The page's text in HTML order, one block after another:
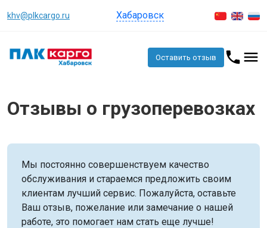
khv@plkcargo.ru Хабаровск
Оставить отзыв
Отзывы о грузоперевозках
Мы постоянно совершенствуем качество
обслуживания и стараемся предложить своим
клиентам лучший сервис. Пожалуйста, оставьте
Ваш отзыв, пожелание или замечание о нашей
работе, это помогает нам стать еще лучше!